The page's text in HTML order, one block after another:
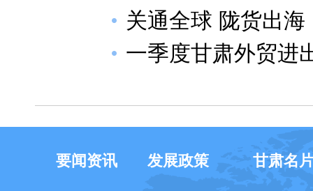
关通全球 陇货出海
一季度甘肃外贸进
要闻资讯 发展政策 甘肃名